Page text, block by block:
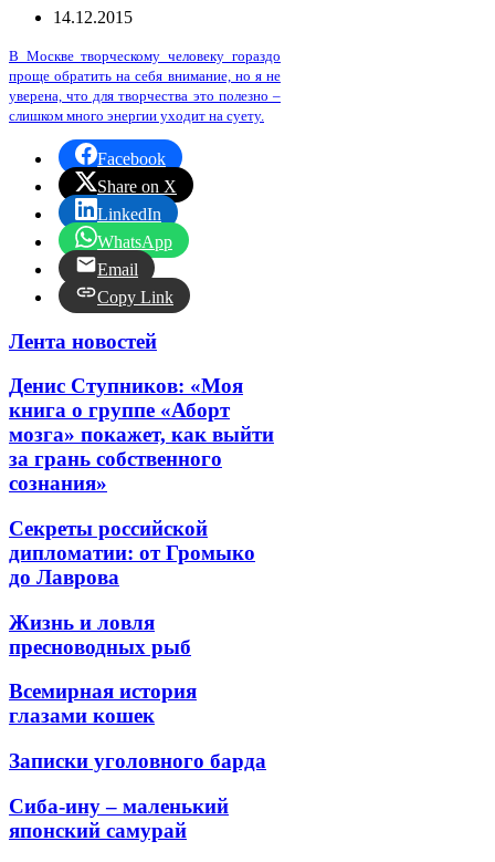
14.12.2015
В Москве творческому человеку гораздо
проще обратить на себя внимание, но я не
уверена, что для творчества это полезно –
слишком много энергии уходит на суету.
Facebook
Share on X
LinkedIn
WhatsApp
Email
Copy Link
Лента новостей
Денис Ступников: «Моя
книга о группе «Аборт
мозга» покажет, как выйти
за грань собственного
сознания»
Секреты российской
дипломатии: от Громыко
до Лаврова
Жизнь и ловля
пресноводных рыб
Всемирная история
глазами кошек
Записки уголовного барда
Сиба-ину – маленький
японский самурай